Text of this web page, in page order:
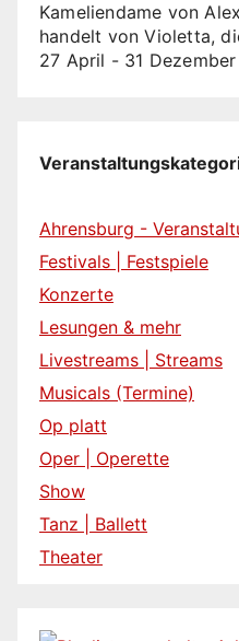
Kameliendame von
handelt von Violetta,
27 April - 31 Dezember
Ahrensburg -
Festivals | Festspiele
Konzerte
Lesungen & mehr
Livestreams | Streams
Musicals (Termine)
Op platt
Oper | Operette
Show
Tanz | Ballett
Theater